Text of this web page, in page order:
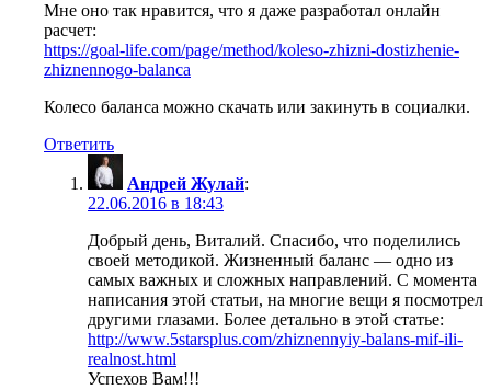
Мне оно так нравится, что я даже разработал онлайн
расчет:
https://goal-life.com/page/method/koleso-zhizni-dostizhenie-
zhiznennogo-balanca
Колесо баланса можно скачать или закинуть в социалки.
Ответить
Андрей Жулай:
22.06.2016 в 18:43
Добрый день, Виталий. Спасибо, что поделились
своей методикой. Жизненный баланс — одно из
самых важных и сложных направлений. С момента
написания этой статьи, на многие вещи я посмотрел
другими глазами. Более детально в этой статье:
http://www.5starsplus.com/zhiznennyiy-balans-mif-ili-
realnost.html
Успехов Вам!!!